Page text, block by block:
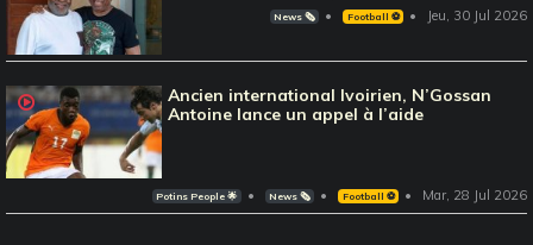
News 🗞️ Football ⚽️ Jeu, 30 Jul 2026
Ancien international Ivoirien, N’Gossan
Antoine lance un appel à l’aide
Potins People 🌟 News 🗞️ Football ⚽️ Mar, 28 Jul 2026